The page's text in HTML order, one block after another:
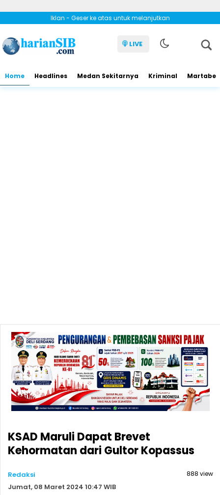
Iklan - Geser ke atas untuk melanjutkan
LIVE
Home Headlines Medan Sekitarnya Kriminal Martabe
KSAD Maruli Dapat Brevet
Kehormatan dari Gultor Kopassus
Redaksi
Jumat, 08 Maret 2024 10:47 WIB
888 view